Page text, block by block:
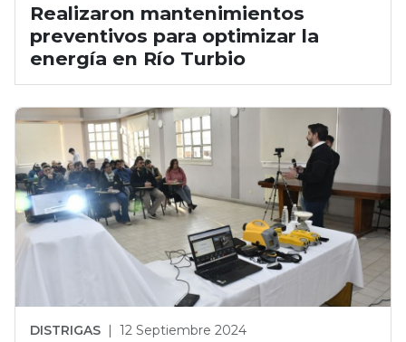
Realizaron mantenimientos
preventivos para optimizar la
energía en Río Turbio
DISTRIGAS | 12 Septiembre 2024